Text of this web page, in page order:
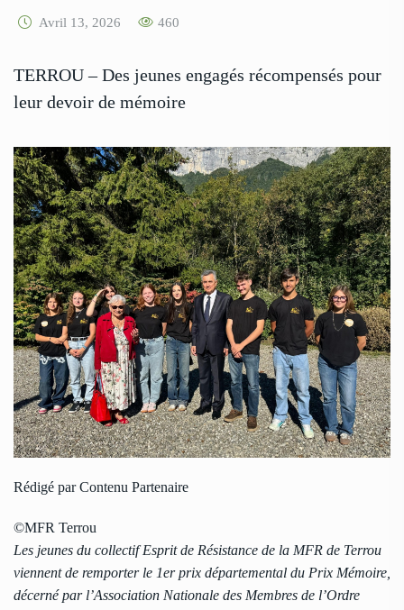
Avril 13, 2026 460
TERROU – Des jeunes engagés récompensés pour
leur devoir de mémoire
Rédigé par Contenu Partenaire
©MFR Terrou
Les jeunes du collectif Esprit de Résistance de la MFR de Terrou
viennent de remporter le 1er prix départemental du Prix Mémoire,
décerné par l’Association Nationale des Membres de l’Ordre